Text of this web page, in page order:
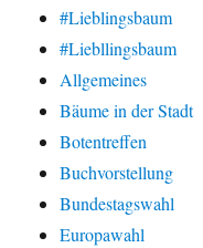
#Lieblingsbaum
#Liebllingsbaum
Allgemeines
Bäume in der Stadt
Botentreffen
Buchvorstellung
Bundestagswahl
Europawahl